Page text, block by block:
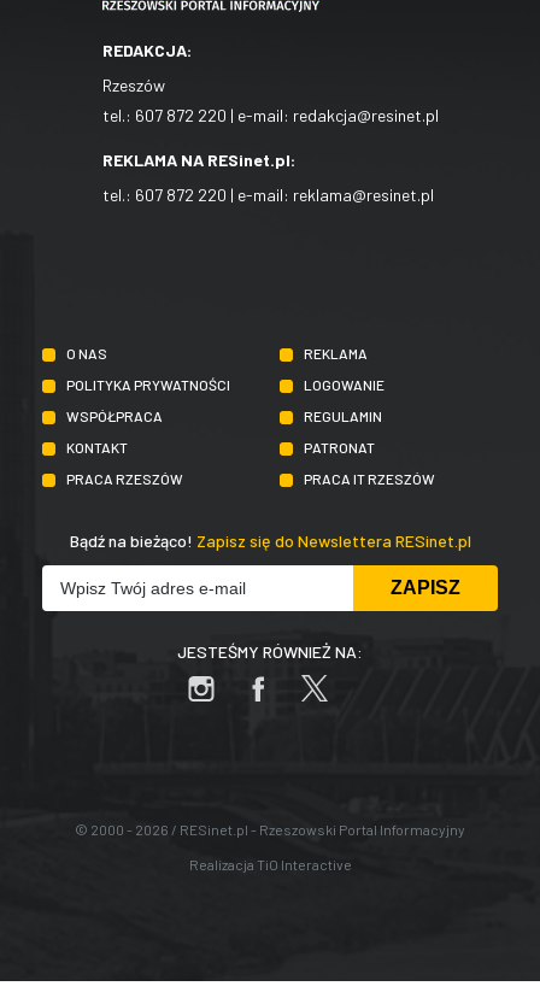
REDAKCJA:
Rzeszów
tel.: 607 872 220 | e-mail: redakcja@resinet.pl
REKLAMA NA RESinet.pl:
tel.: 607 872 220 | e-mail: reklama@resinet.pl
O NAS
REKLAMA
POLITYKA PRYWATNOŚCI
LOGOWANIE
WSPÓŁPRACA
REGULAMIN
KONTAKT
PATRONAT
PRACA RZESZÓW
PRACA IT RZESZÓW
Bądź na bieżąco! Zapisz się do Newslettera RESinet.pl
JESTEŚMY RÓWNIEŻ NA:
© 2000 - 2026 / RESinet.pl - Rzeszowski Portal Informacyjny
Realizacja TiO Interactive